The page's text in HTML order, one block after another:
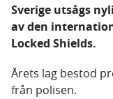
Sverige utsågs
av den
Locked Shields.
Årets lag bestod
från polisen.